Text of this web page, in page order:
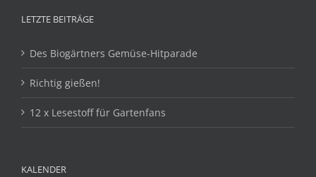
LETZTE BEITRÄGE
Des Biogärtners Gemüse-Hitparade
Richtig gießen!
12 x Lesestoff für Gartenfans
KALENDER